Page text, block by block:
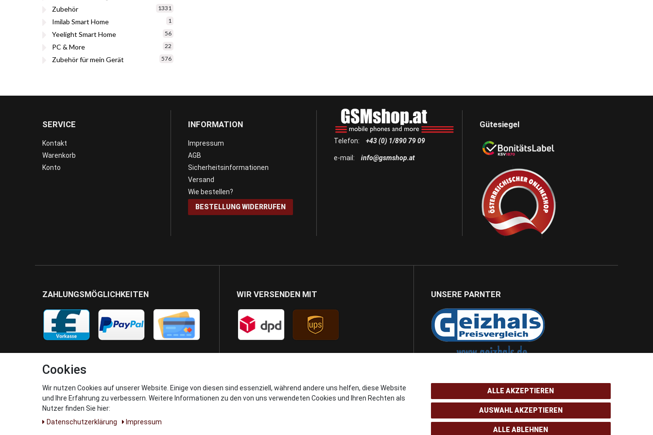
Zubehör 1331
Imilab Smart Home 1
Yeelight Smart Home 56
PC & More 22
Zubehör für mein Gerät 576
SERVICE
Kontakt
Warenkorb
Konto
INFORMATION
Impressum
AGB
Sicherheitsinformationen
Versand
Wie bestellen?
BESTELLUNG WIDERRUFEN
Telefon: +43 (0) 1/890 79 09
e-mail: info@gsmshop.at
Gütesiegel
ZAHLUNGSMÖGLICHKEITEN WIR VERSENDEN MIT UNSERE PARNTER
Cookies
Wir nutzen Cookies auf unserer Website. Einige von diesen sind essenziell, während andere uns helfen, diese Website
und Ihre Erfahrung zu verbessern. Weitere Informationen zu den von uns verwendeten Cookies und Ihren Rechten als
Nutzer finden Sie hier:
Daten­schutz­erklärung
Impressum
ALLE AKZEPTIEREN
AUSWAHL AKZEPTIEREN
ALLE ABLEHNEN